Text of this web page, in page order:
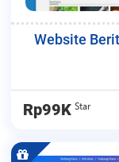
Website
Rp99K Star